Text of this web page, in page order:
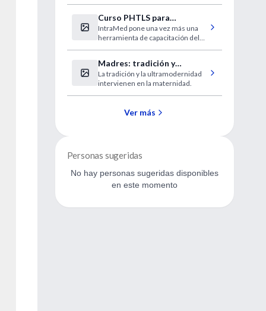
Curso PHTLS para
estudiantes de medicina
IntraMed pone una vez más una
herramienta de capacitación del
curso PHTLS que se dictará los
días 29 y 30 de octubre.
Madres: tradición y
modernidad
La tradición y la ultramodernidad
intervienen en la maternidad.
Ver más
Personas sugeridas
No hay personas sugeridas disponibles
en este momento